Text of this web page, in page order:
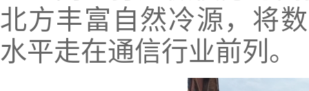
北方丰富自然冷源，将
水平走在通信行业前列。